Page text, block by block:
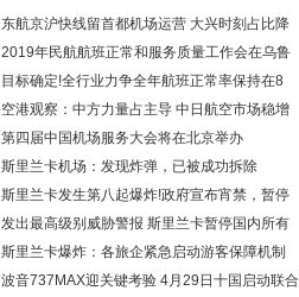
东航京沪快线留首都机场运营 大兴时刻占比降
2019年民航航班正常和服务质量工作会在乌鲁
目标确定!全行业力争全年航班正常率保持在8
空港观察：中方力量占主导 中日航空市场稳增
第四届中国机场服务大会将在北京举办
斯里兰卡机场：发现炸弹，已被成功拆除
斯里兰卡发生第八起爆炸!政府宣布宵禁，暂停
发出最高级别威胁警报 斯里兰卡暂停国内所有
斯里兰卡爆炸：各旅企紧急启动游客保障机制
波音737MAX迎关键考验 4月29日十国启动联合